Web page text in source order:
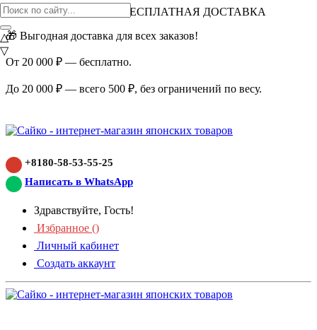
ВНИМАНИЕ АКЦИЯ!
БЕСПЛАТНАЯ ДОСТАВКА
🎁 Выгодная доставка для всех заказов!
От 20 000 ₽ — бесплатно.
До 20 000 ₽ — всего 500 ₽, без ограничений по весу.
+8180-58-53-55-25
Написать в WhatsApp
Здравствуйте, Гость!
Избранное ()
Личный кабинет
Создать аккаунт
△
▽